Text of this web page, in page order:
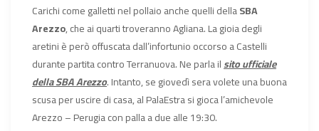
Carichi come galletti nel pollaio anche quelli dellaSBA
Arezzo, che ai quarti troveranno Agliana. La gioia degli
aretini è però offuscata dall’infortunio occorso a Castelli
durante partita contro Terranuova. Ne parla ilsitoufficiale
della SBA Arezzo. Intanto, se giovedì sera volete una buona
scusa per uscire di casa, al PalaEstra si gioca l’amichevole
Arezzo – Perugia con palla a due alle 19:30.